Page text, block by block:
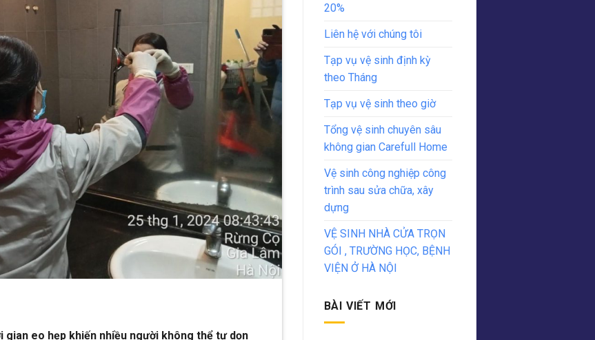
eo hẹp khiến nhiều người không thể tự dọn
20%
Liên hệ với chúng tôi
Tạp vụ vệ sinh định kỳ
theo Tháng
Tạp vụ vệ sinh theo giờ
Tổng vệ sinh chuyên sâu
không gian Carefull Home
Vệ sinh công nghiệp công
trình sau sửa chữa, xây
dựng
VỆ SINH NHÀ CỬA TRỌN
GÓI , TRƯỜNG HỌC, BỆNH
VIỆN Ở HÀ NỘI
BÀI VIẾT MỚI